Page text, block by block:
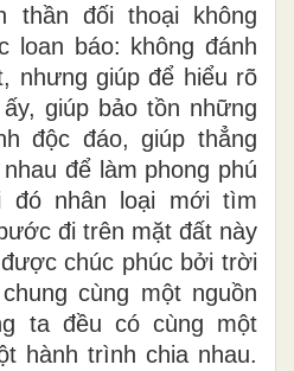
thần đối thoại không
loan báo: không đánh
nhưng giúp để hiểu rõ
giúp bảo tồn những
độc đáo, giúp thẳng
để làm phong phú
đó nhân loại mới tìm
đi trên mặt đất này
chúc phúc bởi trời
cùng một nguồn
ta đều có cùng một
hành trình chia nhau.